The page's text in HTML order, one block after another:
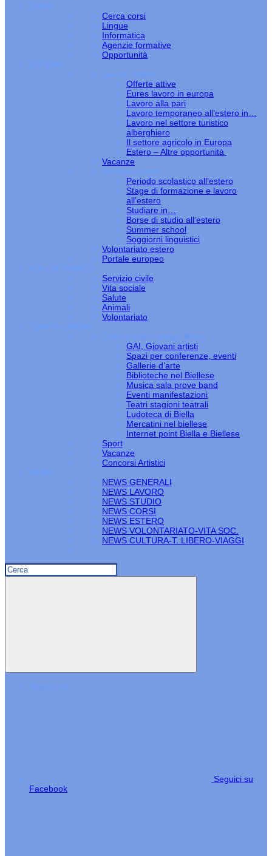
CORSI
Cerca corsi
Lingue
Informatica
Agenzie formative
Opportunità
ESTERO
Lavoro estero
Offerte attive
Eures lavoro in europa
Lavoro alla pari
Lavoro temporaneo all’estero in…
Lavoro nel settore turistico
alberghiero
Il settore agricolo in Europa
Estero – Altre opportunità
Vacanze
Studiare estero
Periodo scolastico all’estero
Stage di formazione e lavoro
all’estero
Studiare in…
Borse di studio all'estero
Summer school
Soggiorni linguistici
Volontariato estero
Portale europeo
VOLONTARIATO
Servizio civile
Vita sociale
Salute
Animali
Volontariato
TEMPO LIBERO
Cultura arte e tempo libero
GAI, Giovani artisti
Spazi per conferenze, eventi
Gallerie d’arte
Biblioteche nel Biellese
Musica sala prove band
Eventi manifestazioni
Teatri stagioni teatrali
Ludoteca di Biella
Mercatini nel biellese
Internet point Biella e Biellese
Sport
Vacanze
Concorsi Artistici
NEWS
NEWS GENERALI
NEWS LAVORO
NEWS STUDIO
NEWS CORSI
NEWS ESTERO
NEWS VOLONTARIATO-VITA SOC.
NEWS CULTURA-T. LIBERO-VIAGGI
Seguici su
Seguici su
Facebook